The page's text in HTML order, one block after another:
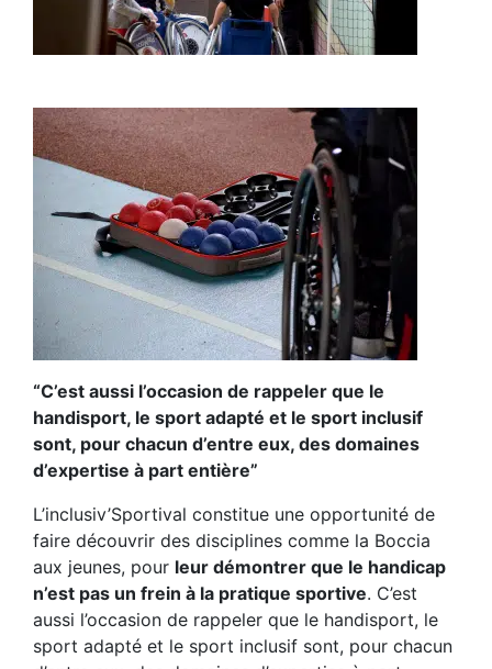
“C’est aussi l’occasion de rappeler que le
handisport, le sport adapté et le sport inclusif
sont, pour chacun d’entre eux, des domaines
d’expertise à part entière”
L’inclusiv’Sportival constitue une opportunité de
faire découvrir des disciplines comme la Boccia
aux jeunes, pour leur démontrer que le handicap
n’est pas un frein à la pratique sportive. C’est
aussi l’occasion de rappeler que le handisport, le
sport adapté et le sport inclusif sont, pour chacun